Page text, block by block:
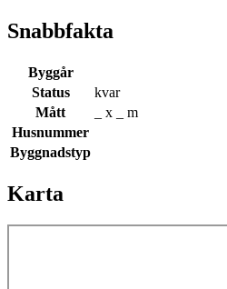
Snabbfakta
Byggår
Status
kvar
Mått
_ x _ m
Husnummer
Byggnadstyp
Karta